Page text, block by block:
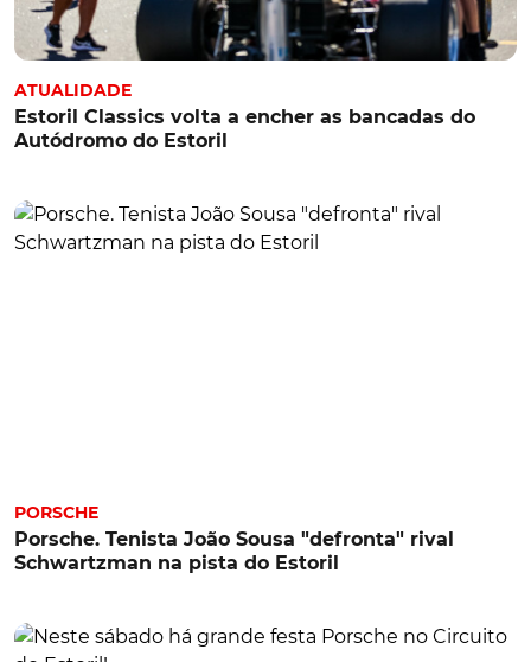
ATUALIDADE
Estoril Classics volta a encher as bancadas do
Autódromo do Estoril
PORSCHE
Porsche. Tenista João Sousa "defronta" rival
Schwartzman na pista do Estoril